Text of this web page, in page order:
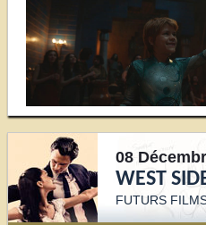
08
WEST
FUTURS